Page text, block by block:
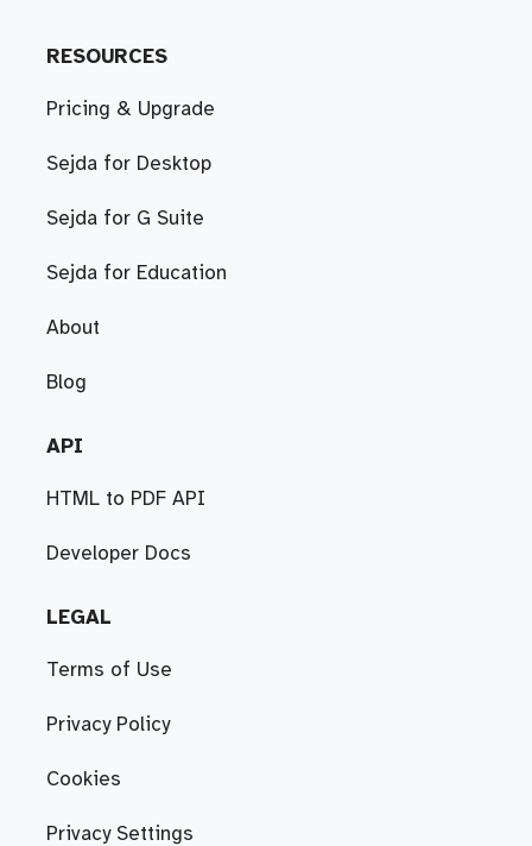
RESOURCES
Pricing & Upgrade
Sejda for Desktop
Sejda for G Suite
Sejda for Education
About
Blog
API
HTML to PDF API
Developer Docs
LEGAL
Terms of Use
Privacy Policy
Cookies
Privacy Settings